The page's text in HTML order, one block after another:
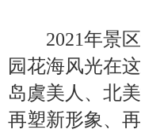
2021年景区
园花海风光在
岛虞美人、北
再塑新形象、再